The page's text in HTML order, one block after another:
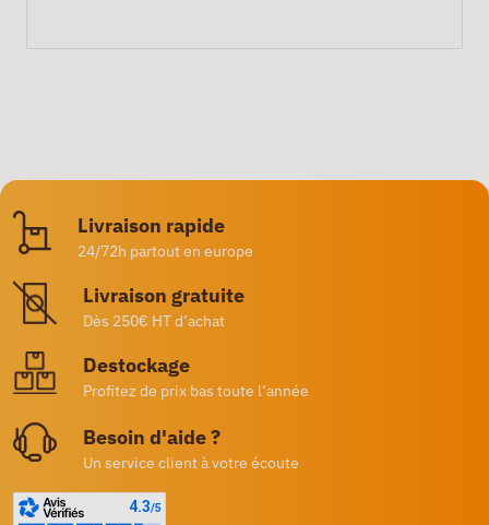
Livraison rapide
24/72h partout en europe
Livraison gratuite
Dès 250€ HT d’achat
Destockage
Profitez de prix bas toute l’année
Besoin d'aide ?
Un service client à votre écoute